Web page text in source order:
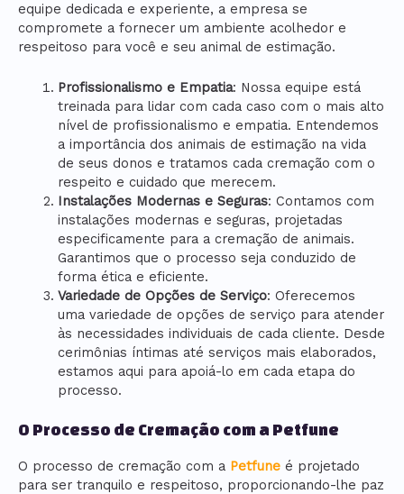
equipe dedicada e experiente, a empresa se
compromete a fornecer um ambiente acolhedor e
respeitoso para você e seu animal de estimação.
Profissionalismo e Empatia: Nossa equipe está
treinada para lidar com cada caso com o mais alto
nível de profissionalismo e empatia. Entendemos
a importância dos animais de estimação na vida
de seus donos e tratamos cada cremação com o
respeito e cuidado que merecem.
Instalações Modernas e Seguras: Contamos com
instalações modernas e seguras, projetadas
especificamente para a cremação de animais.
Garantimos que o processo seja conduzido de
forma ética e eficiente.
Variedade de Opções de Serviço: Oferecemos
uma variedade de opções de serviço para atender
às necessidades individuais de cada cliente. Desde
cerimônias íntimas até serviços mais elaborados,
estamos aqui para apoiá-lo em cada etapa do
processo.
O Processo de Cremação com a Petfune
O processo de cremação com a Petfune é projetado
para ser tranquilo e respeitoso, proporcionando-lhe paz